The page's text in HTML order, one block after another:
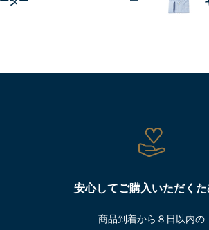
安心してご購入いただくた
商品到着から８日以内の